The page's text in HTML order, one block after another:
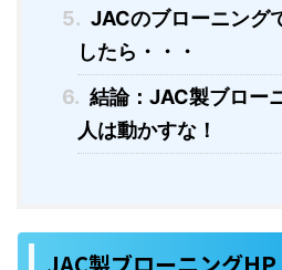
5. JACのブローニング
したら・・・
6. 結論：JAC製ブロー
人は動かすな！